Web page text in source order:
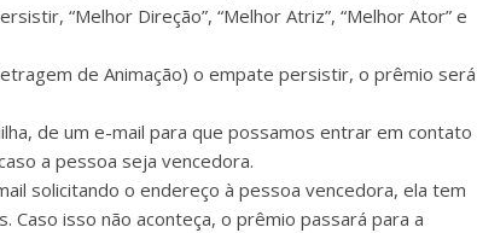
“Melhor Direção”, “Melhor Atriz”, “Melhor Ator” e
de Animação) o empate persistir, o prêmio será
de um e-mail para que possamos entrar em contato
a pessoa seja vencedora.
solicitando o endereço à pessoa vencedora, ela tem
isso não aconteça, o prêmio passará para a